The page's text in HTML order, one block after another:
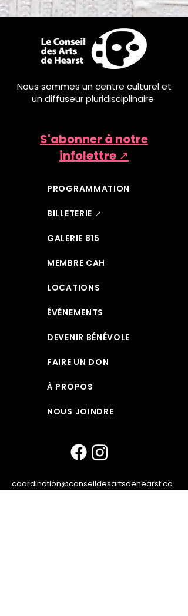
Nous sommes un centre culturel et
un diffuseur pluridisciplinaire
S'abonner à notre
infolettre ↗
PROGRAMMATION
BILLETERIE ↗
GALERIE 815
MEMBRE CAH
LOCATIONS
ÉVÉNEMENTS
DEVENIR BÉNÉVOLE
FAIRE UN DON
À PROPOS
NOUS JOINDRE
coordination@conseildesartsdehearst.ca